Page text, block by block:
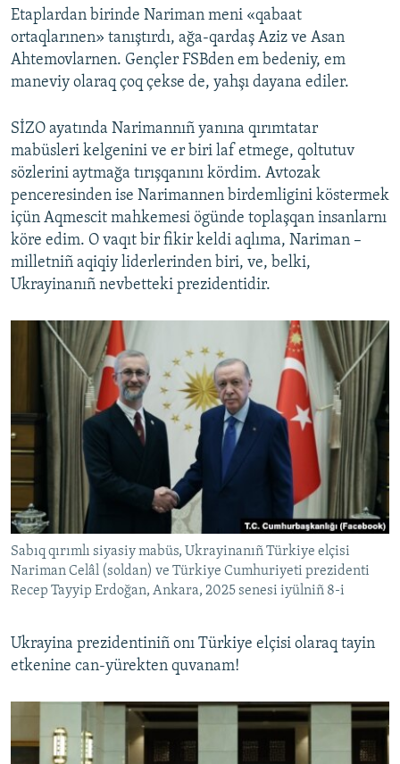
Etaplardan birinde Nariman meni «qabaat
ortaqlarınen» tanıştırdı, ağa-qardaş Aziz ve Asan
Ahtemovlarnen. Gençler FSBden em bedeniy, em
maneviy olaraq çoq çekse de, yahşı dayana ediler.
SİZO ayatında Narimannıñ yanına qırımtatar
mabüsleri kelgenini ve er biri laf etmege, qoltutuv
sözlerini aytmağa tırışqanını kördim. Avtozak
penceresinden ise Narimannen birdemligini köstermek
içün Aqmescit mahkemesi ögünde toplaşqan insanlarnı
köre edim. O vaqıt bir fikir keldi aqlıma, Nariman –
milletniñ aqiqiy liderlerinden biri, ve, belki,
Ukrayinanıñ nevbetteki prezidentidir.
Sabıq qırımlı siyasiy mabüs, Ukrayinanıñ Türkiye elçisi
Nariman Celâl (soldan) ve Türkiye Cumhuriyeti prezidenti
Recep Tayyip Erdoğan, Ankara, 2025 senesi iyülniñ 8-i
Ukrayina prezidentiniñ onı Türkiye elçisi olaraq tayin
etkenine can-yürekten quvanam!